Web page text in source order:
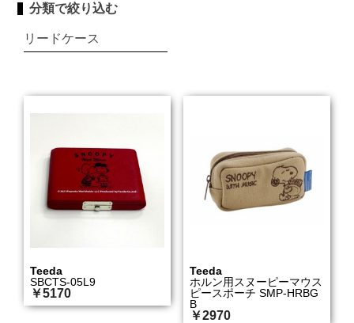
分類で絞り込む
リードケース
Teeda
SBCTS-05L9
￥5170
Teeda
ホルン用スヌーピーマウス
ピースポーチ SMP-HRBG
B
￥2970